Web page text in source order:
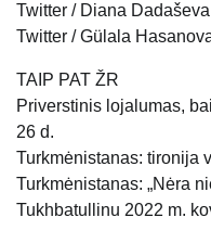
Twitter / Diana Dadaševa
Twitter / Gülala
TAIP PAT ŽR
Priverstinis lojalumas,
26 d.
Turkmėnistanas: tironija
Turkmėnistanas: „Nėra
Tukhbatullinu 2022 m.